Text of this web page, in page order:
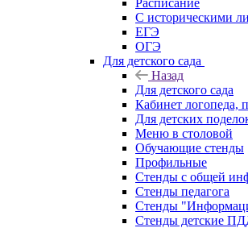
Расписание
С историческими
ЕГЭ
ОГЭ
Для детского сада
Назад
Для детского сада
Кабинет логопеда,
Для детских
Меню в столовой
Обучающие стенды
Профильные
Стенды с общей
Стенды педагога
Стенды
Стенды детские